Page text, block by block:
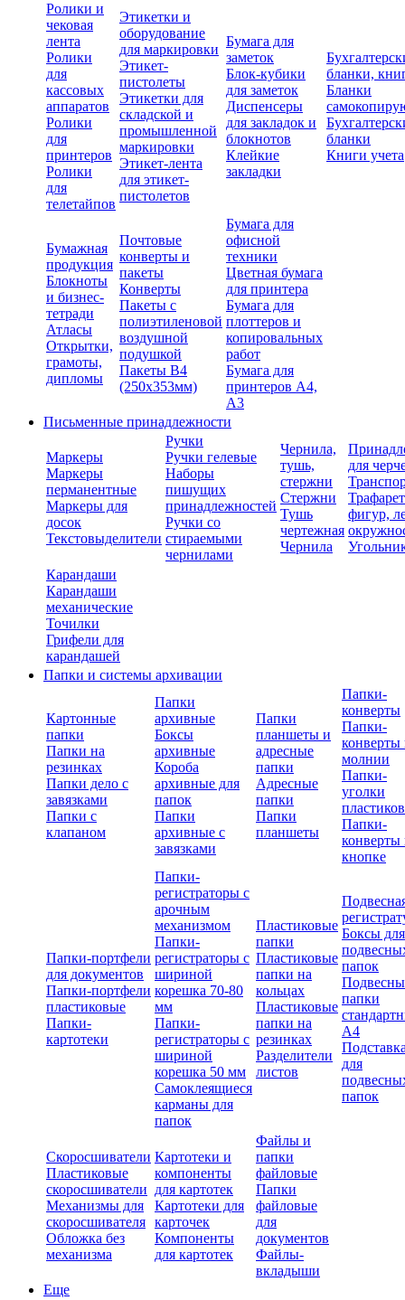
Ролики и
чековая
лента
Ролики
для
кассовых
аппаратов
Ролики
для
принтеров
Ролики
для
телетайпов
Этикетки и
оборудование
для маркировки
Этикет-
пистолеты
Этикетки для
складской и
промышленной
маркировки
Этикет-лента
для этикет-
пистолетов
Бумага для
заметок
Блок-кубики
для заметок
Диспенсеры
для закладок и
блокнотов
Клейкие
закладки
бланки,
Бланки
бланки
Книги учета
Бумажная
продукция
Блокноты
и бизнес-
тетради
Атласы
Открытки,
грамоты,
дипломы
Почтовые
конверты и
пакеты
Конверты
Пакеты с
полиэтиленовой
воздушной
подушкой
Пакеты В4
(250х353мм)
Бумага для
офисной
техники
Цветная бумага
для принтера
Бумага для
плоттеров и
копировальных
работ
Бумага для
принтеров А4,
А3
Письменные принадлежности
Маркеры
Маркеры
перманентные
Маркеры для
досок
Текстовыделители
Ручки
Ручки гелевые
Наборы
пишущих
принадлежностей
Ручки со
стираемыми
чернилами
Чернила,
тушь,
стержни
Стержни
Тушь
чертежная
Чернила
для
фигур,
Карандаши
Карандаши
механические
Точилки
Грифели для
карандашей
Папки и системы архивации
Картонные
папки
Папки на
резинках
Папки дело с
завязками
Папки с
клапаном
Папки
архивные
Боксы
архивные
Короба
архивные для
папок
Папки
архивные с
завязками
Папки
планшеты и
адресные
папки
Адресные
папки
Папки
планшеты
Папки-
конверты
Папки-
конверты
молнии
Папки-
уголки
Папки-
конверты
кнопке
Папки-портфели
для документов
Папки-портфели
пластиковые
Папки-
картотеки
Папки-
регистраторы с
арочным
механизмом
Папки-
регистраторы с
шириной
корешка 70-80
мм
Папки-
регистраторы с
шириной
корешка 50 мм
Самоклеящиеся
карманы для
папок
Пластиковые
папки
Пластиковые
папки на
кольцах
Пластиковые
папки на
резинках
Разделители
листов
Боксы для
папок
папки
А4
для
папок
Скоросшиватели
Пластиковые
скоросшиватели
Механизмы для
скоросшивателя
Обложка без
механизма
Картотеки и
компоненты
для картотек
Картотеки для
карточек
Компоненты
для картотек
Файлы и
папки
файловые
Папки
файловые
для
документов
Файлы-
вкладыши
Еще